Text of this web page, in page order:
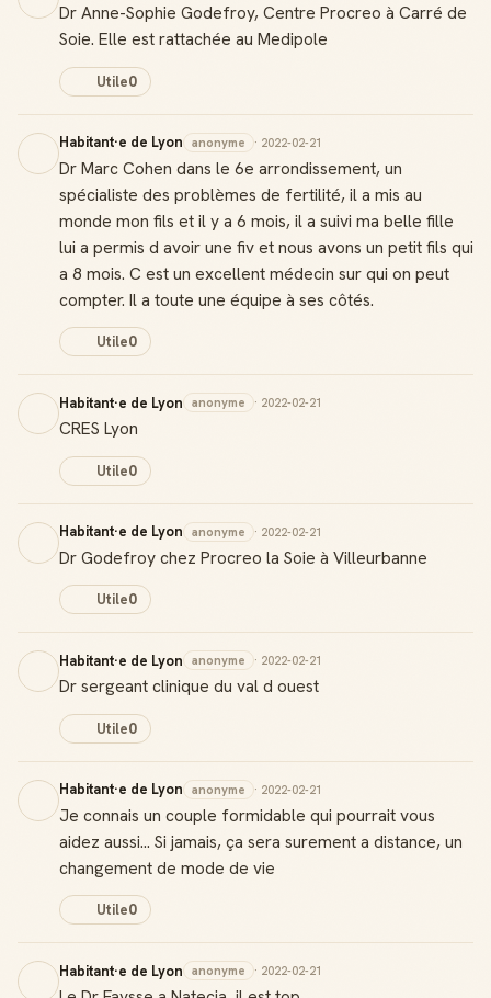
Dr Anne-Sophie Godefroy, Centre Procreo à Carré de
Soie. Elle est rattachée au Medipole
Utile0
Habitant·e de Lyon anonyme · 2022-02-21
Dr Marc Cohen dans le 6e arrondissement, un
spécialiste des problèmes de fertilité, il a mis au
monde mon fils et il y a 6 mois, il a suivi ma belle fille
lui a permis d avoir une fiv et nous avons un petit fils qui
a 8 mois. C est un excellent médecin sur qui on peut
compter. Il a toute une équipe à ses côtés.
Utile0
Habitant·e de Lyon anonyme · 2022-02-21
CRES Lyon
Utile0
Habitant·e de Lyon anonyme · 2022-02-21
Dr Godefroy chez Procreo la Soie à Villeurbanne
Utile0
Habitant·e de Lyon anonyme · 2022-02-21
Dr sergeant clinique du val d ouest
Utile0
Habitant·e de Lyon anonyme · 2022-02-21
Je connais un couple formidable qui pourrait vous
aidez aussi... Si jamais, ça sera surement a distance, un
changement de mode de vie
Utile0
Habitant·e de Lyon anonyme · 2022-02-21